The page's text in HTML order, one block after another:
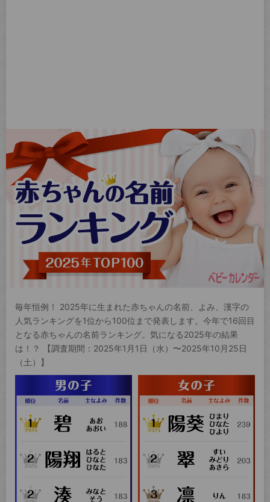
毎年恒例！ 2025年に生まれた赤ちゃんの名前、よみ、漢字の
人気ランキングを1位から100位まで発表します。今年で16回目
となる赤ちゃんの名前ランキング。気になる2025年の結果
は！？ 【調査期間：2025年1月1日（水）〜2025年10月25日
（土）】